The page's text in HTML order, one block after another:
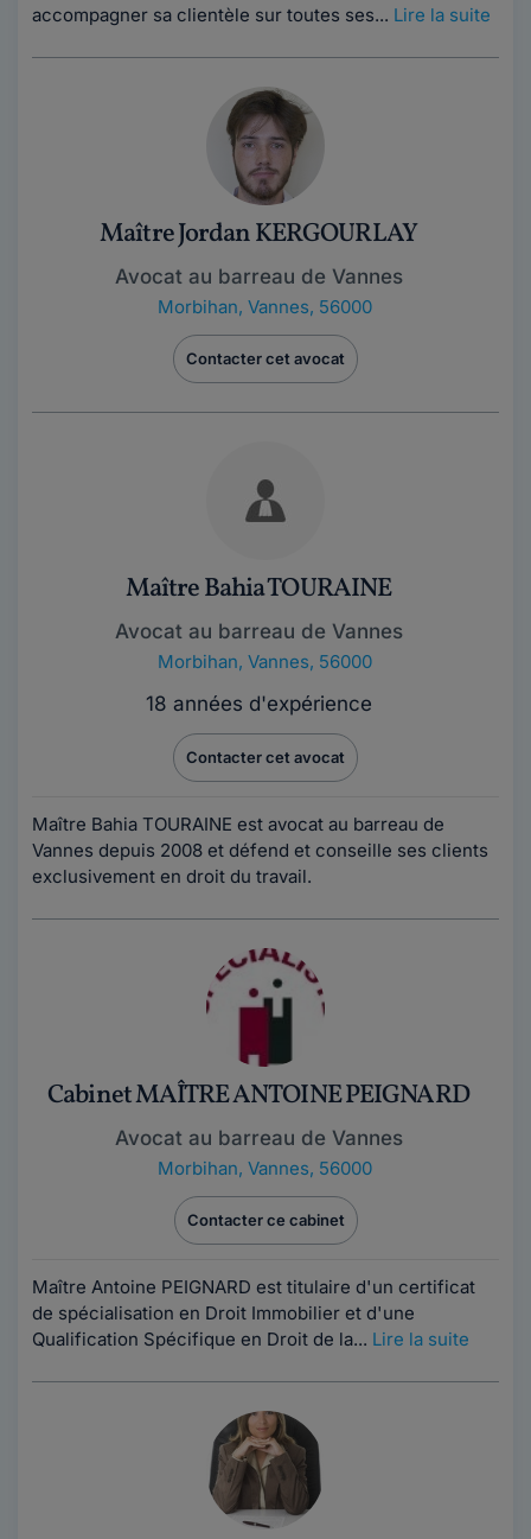
accompagner sa clientèle sur toutes ses... Lire la suite
Maître Jordan KERGOURLAY
Avocat au barreau de Vannes
Morbihan, Vannes, 56000
Contacter cet avocat
Maître Bahia TOURAINE
Avocat au barreau de Vannes
Morbihan, Vannes, 56000
18 années d'expérience
Contacter cet avocat
Maître Bahia TOURAINE est avocat au barreau de
Vannes depuis 2008 et défend et conseille ses clients
exclusivement en droit du travail.
Cabinet MAÎTRE ANTOINE PEIGNARD
Avocat au barreau de Vannes
Morbihan, Vannes, 56000
Contacter ce cabinet
Maître Antoine PEIGNARD est titulaire d'un certificat
de spécialisation en Droit Immobilier et d'une
Qualification Spécifique en Droit de la... Lire la suite